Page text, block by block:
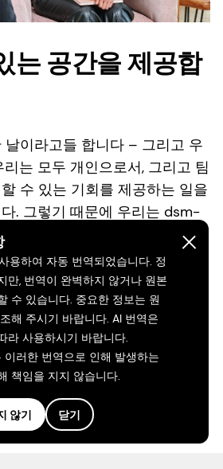
는 공간을 제공합
날이라고들 합니다 – 그리고 우
는 모두 개인으로서, 그리고 팀
수 있는 기회를 제공하는 일을
. 그렇기 때문에 우리는 dsm-
사람들이 호기심, 기술 및 경력
위해 최선을 다합니다. 우리의
개인적 성장? 이제 그게 우리
다.
용하여 자동 번역되었습니다. 정
만, 번역이 완벽하지 않거나 원본
수 있습니다. 중요한 정보는 원
해 주시기 바랍니다. AI 번역은
라 사용하시기 바랍니다.
이러한 번역으로 인해 발생하는
책임을 지지 않습니다.
않기 닫기